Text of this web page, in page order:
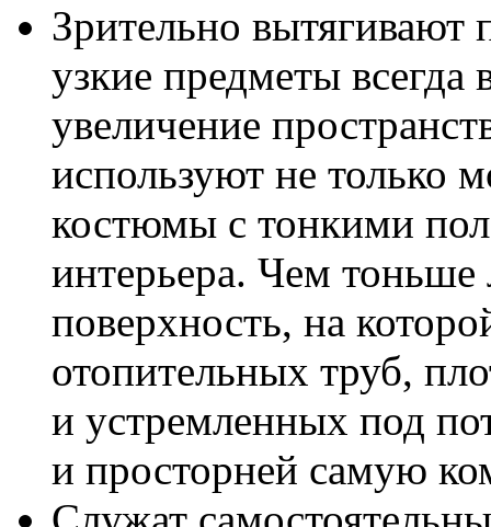
Зрительно вытягивают
узкие предметы всегда
увеличение
используют не только
костюмы с тонкими
интерьера. Чем
поверхность, на
отопительных труб,
и устремленных под
и просторней самую